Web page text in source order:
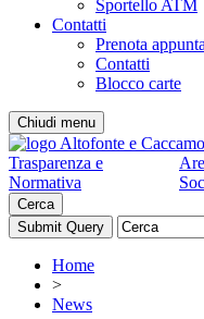
Sportello ATM
Contatti
Prenota
Contatti
Blocco carte
Chiudi menu
Trasparenza e
Normativa
Cerca
Home
>
News